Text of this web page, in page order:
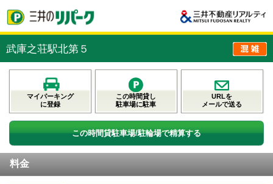
武庫之荘駅北第５
マイパーキング
に登録
この時間貸し
駐車場に駐車
URLを
メールで送る
この時間貸駐車場/駐輪場で精算する
料金